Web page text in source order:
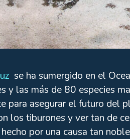
se ha sumergido en el
y las más de 80 especies
para asegurar el futuro del
los tiburones y ver tan de
por una causa tan